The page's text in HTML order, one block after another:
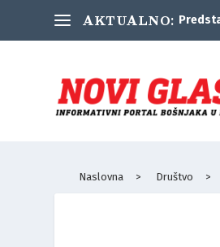
AKTUALNO:
Naslovna > Društvo >